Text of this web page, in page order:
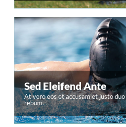
Nunc dictum
accumsan.
Sed Eleifend Ante
At vero eos et accusam et justo
rebum.